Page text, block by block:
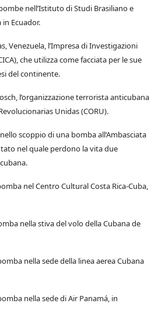
nell’Istituto di Studi Brasiliano e
in Ecuador.
Venezuela, l’Impresa di Investigazioni
che utilizza come facciata per le sue
del continente.
l’organizzazione terrorista anticubana
Unidas (CORU).
scoppio di una bomba all’Ambasciata
nel quale perdono la vita due
nel Centro Cultural Costa Rica-Cuba,
nella stiva del volo della Cubana de
nella sede della linea aerea Cubana
nella sede di Air Panamá, in